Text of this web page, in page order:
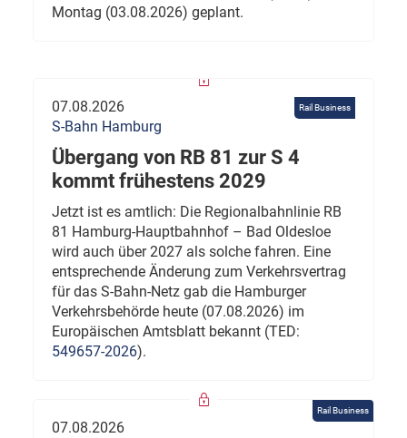
Montag (03.08.2026) geplant.
Rail Business
07.08.2026
S-Bahn Hamburg
Übergang von RB 81 zur S 4
kommt frühestens 2029
Jetzt ist es amtlich: Die Regionalbahnlinie RB
81 Hamburg-Hauptbahnhof – Bad Oldesloe
wird auch über 2027 als solche fahren. Eine
entsprechende Änderung zum Verkehrsvertrag
für das S-Bahn-Netz gab die Hamburger
Verkehrsbehörde heute (07.08.2026) im
Europäischen Amtsblatt bekannt (TED:
549657-2026).
Rail Business
07.08.2026